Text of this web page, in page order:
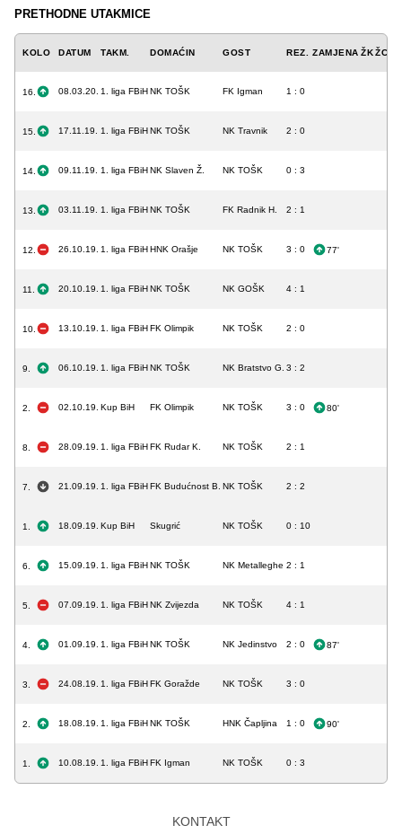
PRETHODNE UTAKMICE
KOLO DATUM TAKM. DOMAĆIN GOST REZ. ZAMJENA ŽKŽCK
16. 08.03.20. 1. liga FBiHNK TOŠK FK Igman 1 : 0
15. 17.11.19. 1. liga FBiHNK TOŠK NK Travnik 2 : 0
14. 09.11.19. 1. liga FBiHNK Slaven Ž. NK TOŠK 0 : 3
13. 03.11.19. 1. liga FBiHNK TOŠK FK Radnik H. 2 : 1
12. 26.10.19. 1. liga FBiHHNK Orašje NK TOŠK 3 : 0 77'
11. 20.10.19. 1. liga FBiHNK TOŠK NK GOŠK 4 : 1
10. 13.10.19. 1. liga FBiHFK Olimpik NK TOŠK 2 : 0
9. 06.10.19. 1. liga FBiHNK TOŠK NK Bratstvo G. 3 : 2
2. 02.10.19. Kup BiH FK Olimpik NK TOŠK 3 : 0 80'
8. 28.09.19. 1. liga FBiHFK Rudar K. NK TOŠK 2 : 1
7. 21.09.19. 1. liga FBiHFK Budućnost B. NK TOŠK 2 : 2
1. 18.09.19. Kup BiH Skugrić NK TOŠK 0 : 10
6. 15.09.19. 1. liga FBiHNK TOŠK NK Metalleghe 2 : 1
5. 07.09.19. 1. liga FBiHNK Zvijezda NK TOŠK 4 : 1
4. 01.09.19. 1. liga FBiHNK TOŠK NK Jedinstvo 2 : 0 87'
3. 24.08.19. 1. liga FBiHFK Goražde NK TOŠK 3 : 0
2. 18.08.19. 1. liga FBiHNK TOŠK HNK Čapljina 1 : 0 90'
1. 10.08.19. 1. liga FBiHFK Igman NK TOŠK 0 : 3
KONTAKT